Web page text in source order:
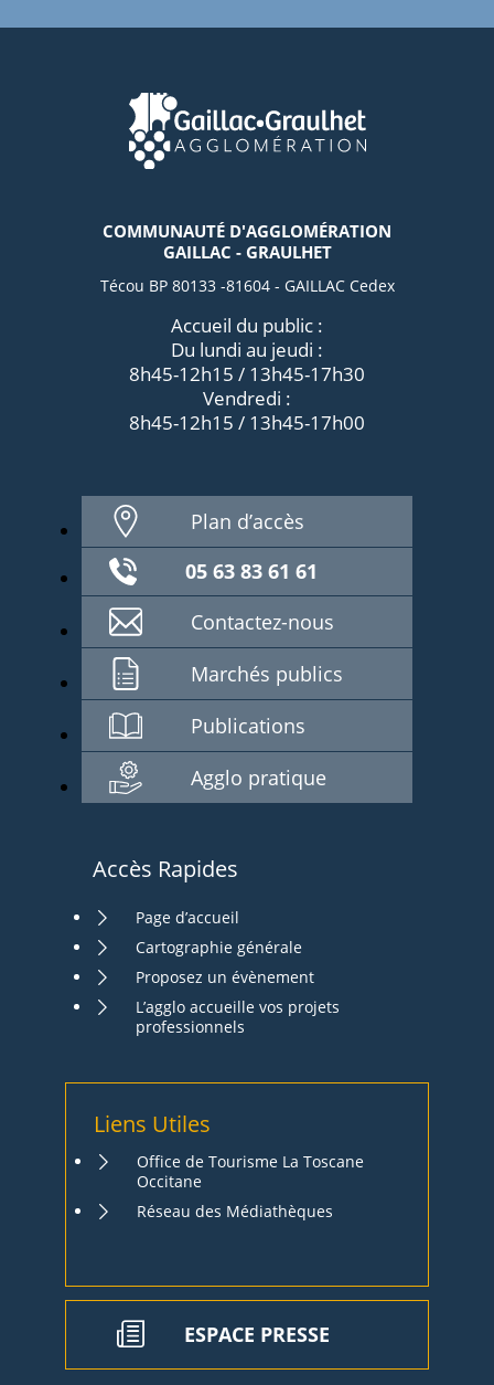
COMMUNAUTÉ D'AGGLOMÉRATION
GAILLAC - GRAULHET
Técou BP 80133 -81604 - GAILLAC Cedex
Accueil du public :
Du lundi au jeudi :
8h45-12h15 / 13h45-17h30
Vendredi :
8h45-12h15 / 13h45-17h00
Plan d’accès
05 63 83 61 61
Contactez-nous
Marchés publics
Publications
Agglo pratique
Accès Rapides
Page d’accueil
Cartographie générale
Proposez un évènement
L’agglo accueille vos projets
professionnels
Liens Utiles
Office de Tourisme La Toscane
Occitane
Réseau des Médiathèques
ESPACE PRESSE